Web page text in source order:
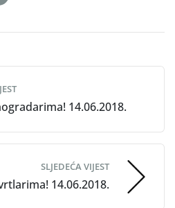
14.06.2018.
SLJEDEĆA VIJEST
14.06.2018.